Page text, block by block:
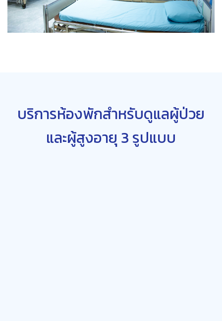
บริการห้องพักสำหรับดูแลผู้ป่วย
และผู้สูงอายุ3 รูปแบบ